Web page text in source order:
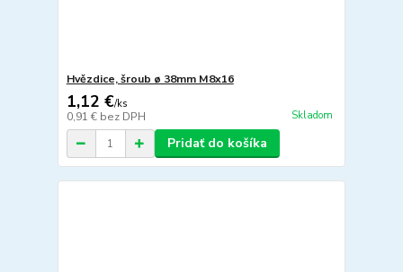
Hvězdice, šroub ø 38mm M8x16
1,12 €/ks
0,91 € bez DPH Skladom
Pridať do košíka